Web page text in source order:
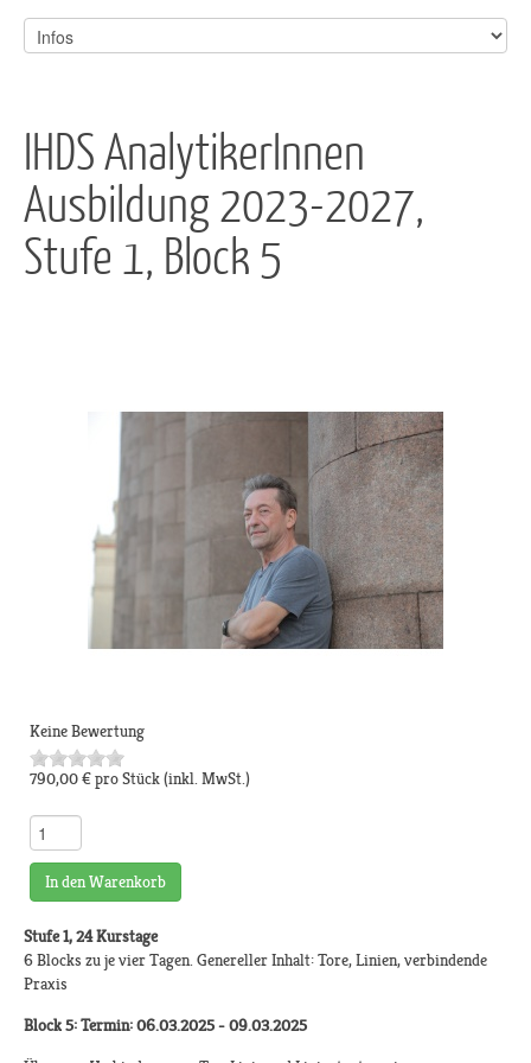
IHDS AnalytikerInnen
Ausbildung 2023-2027,
Stufe 1, Block 5
Keine Bewertung
790,00 €pro Stück(inkl. MwSt.)
In den Warenkorb
Stufe 1, 24 Kurstage
6 Blocks zu je vier Tagen. Genereller Inhalt: Tore, Linien, verbindende
Praxis
Block 5: Termin: 06.03.2025 - 09.03.2025